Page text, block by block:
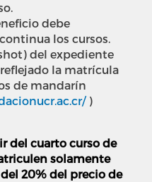
debe
los cursos.
del expediente
la matrícula
de mandarín
)
del cuarto curso de
solamente
20% del precio de